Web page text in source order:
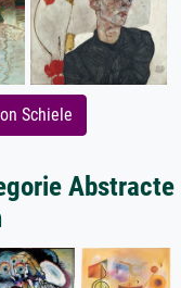
Schiele
Abstracte